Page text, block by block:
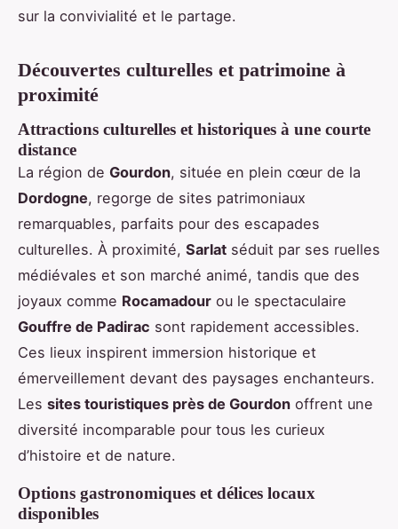
sur la convivialité et le partage.
Découvertes culturelles et patrimoine à
proximité
Attractions culturelles et historiques à une courte
distance
La région de Gourdon, située en plein cœur de la
Dordogne, regorge de sites patrimoniaux
remarquables, parfaits pour des escapades
culturelles. À proximité, Sarlat séduit par ses ruelles
médiévales et son marché animé, tandis que des
joyaux comme Rocamadour ou le spectaculaire
Gouffre de Padirac sont rapidement accessibles.
Ces lieux inspirent immersion historique et
émerveillement devant des paysages enchanteurs.
Les sites touristiques près de Gourdon offrent une
diversité incomparable pour tous les curieux
d’histoire et de nature.
Options gastronomiques et délices locaux
disponibles